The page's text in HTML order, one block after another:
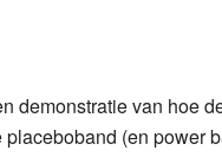
demonstratie van hoe
placeboband (en power